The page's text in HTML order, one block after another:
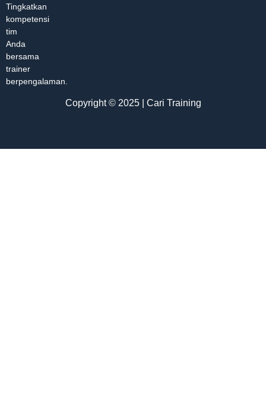
Tingkatkan
kompetensi
tim
Anda
bersama
trainer
berpengalaman.
Copyright © 2025 | Cari Training